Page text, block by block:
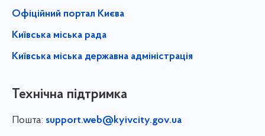
Офіційний портал Києва
Київська міська рада
Київська міська державна адміністрація
Технічна підтримка
Пошта: support.web@kyivcity.gov.ua